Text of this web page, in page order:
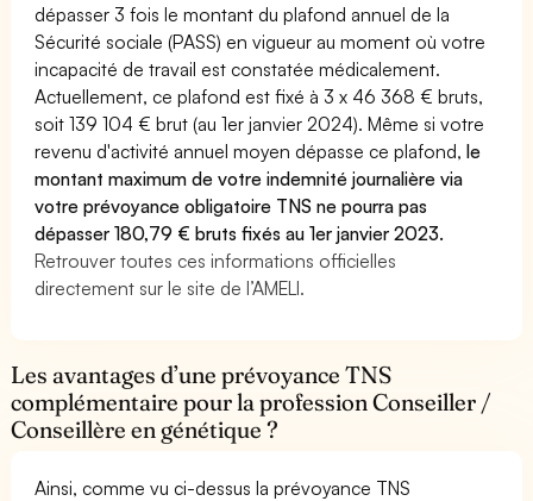
dépasser 3 fois le montant du plafond annuel de la
Sécurité sociale (PASS) en vigueur au moment où votre
incapacité de travail est constatée médicalement.
Actuellement, ce plafond est fixé à 3 x 46 368 € bruts,
soit 139 104 € brut (au 1er janvier 2024). Même si votre
revenu d'activité annuel moyen dépasse ce plafond,le
montant maximum de votre indemnité journalière via
votre prévoyance obligatoire TNS ne pourra pas
dépasser 180,79 € bruts fixés au 1er janvier 2023.
Retrouver toutes ces informations officielles
directement sur le site de l’AMELI.
Les avantages d’une prévoyance TNS
complémentaire pour la profession Conseiller /
Conseillère en génétique ?
Ainsi, comme vu ci-dessus la prévoyance TNS